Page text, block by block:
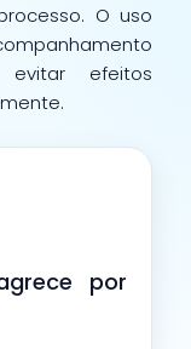
O uso
evitar efeitos
por